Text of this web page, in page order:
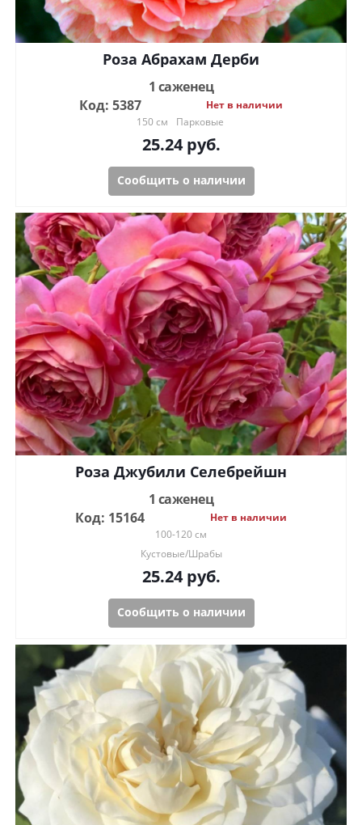
Роза Абрахам Дерби
1 саженец
Код: 5387
Нет в наличии
150 см
Парковые
25.24руб.
Сообщить о наличии
Роза Джубили Селебрейшн
1 саженец
Код: 15164
Нет в наличии
100-120 см
Кустовые/Шрабы
25.24руб.
Сообщить о наличии